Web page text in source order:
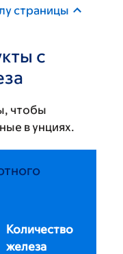
страницы
с
чтобы
в унциях.
Количество
железа